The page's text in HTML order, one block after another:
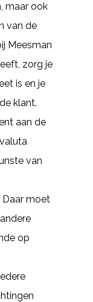
maar ook
van de
Meesman
zorg je
is en je
klant.
aan de
van
Daar moet
op